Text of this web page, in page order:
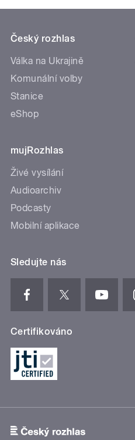
Český rozhlas
Válka na Ukrajině
Komunální volby
Stanice
eShop
mujRozhlas
Živé vysílání
Audioarchiv
Podcasty
Mobilní aplikace
Sledujte nás
Certifikováno